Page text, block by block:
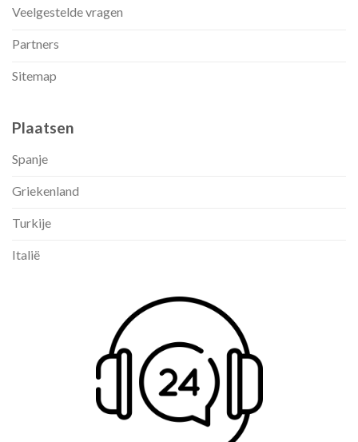
Veelgestelde vragen
Partners
Sitemap
Plaatsen
Spanje
Griekenland
Turkije
Italië